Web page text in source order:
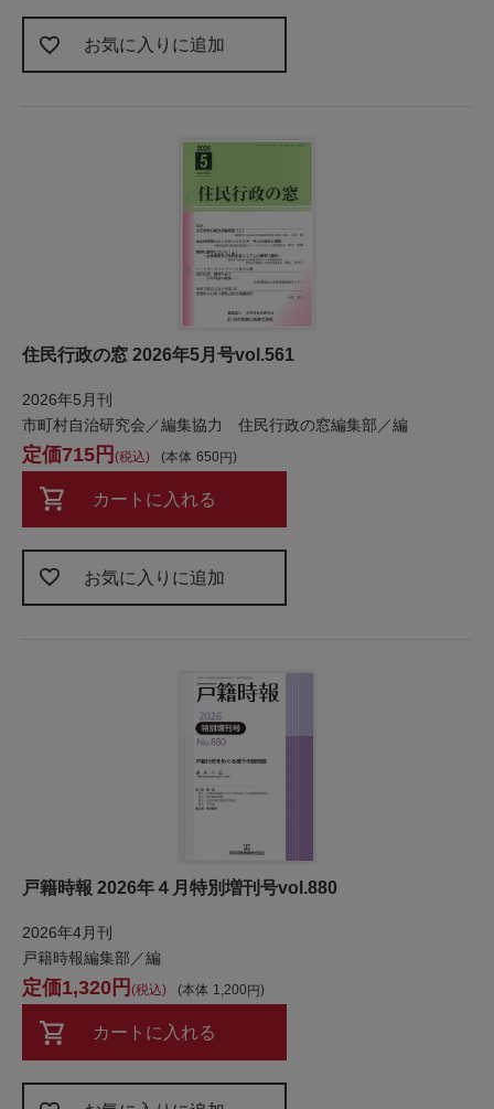
お気に入りに追加
住民行政の窓 2026年5月号vol.561
2026年5月刊
市町村自治研究会／編集協力 住民行政の窓編集部／編
本体 650
715 税込
カートに入れる
お気に入りに追加
戸籍時報 2026年４月特別増刊号vol.880
2026年4月刊
戸籍時報編集部／編
本体 1,200
1,320 税込
カートに入れる